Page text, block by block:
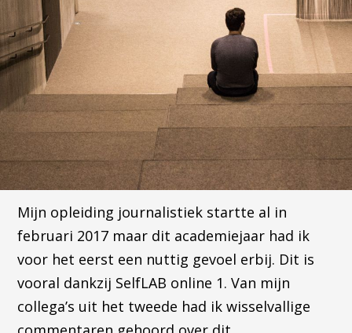
Mijn opleiding journalistiek startte al in
februari 2017 maar dit academiejaar had ik
voor het eerst een nuttig gevoel erbij. Dit is
vooral dankzij SelfLAB online 1. Van mijn
collega’s uit het tweede had ik wisselvallige